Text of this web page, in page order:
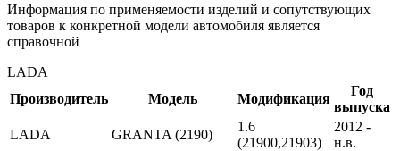
Информация по применяемости изделий и сопутствующих
товаров к конкретной модели автомобиля является
справочной
LADA
Производитель
Модель Модификация
Год
выпуска
LADA
GRANTA (2190)
1.6
(21900,21903)
2012 -
н.в.